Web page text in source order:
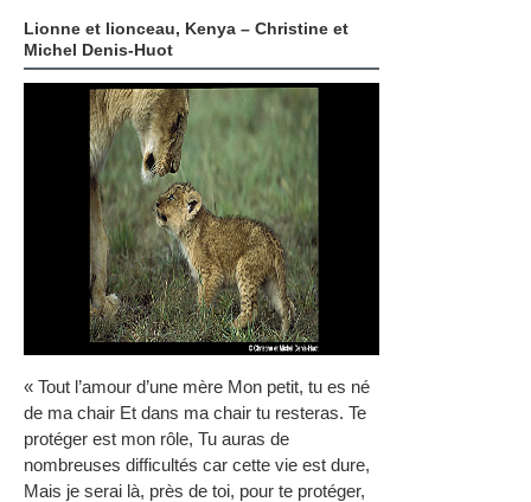
Lionne et lionceau, Kenya – Christine et
Michel Denis-Huot
« Tout l’amour d’une mère Mon petit, tu es né
de ma chair Et dans ma chair tu resteras. Te
protéger est mon rôle, Tu auras de
nombreuses difficultés car cette vie est dure,
Mais je serai là, près de toi, pour te protéger,